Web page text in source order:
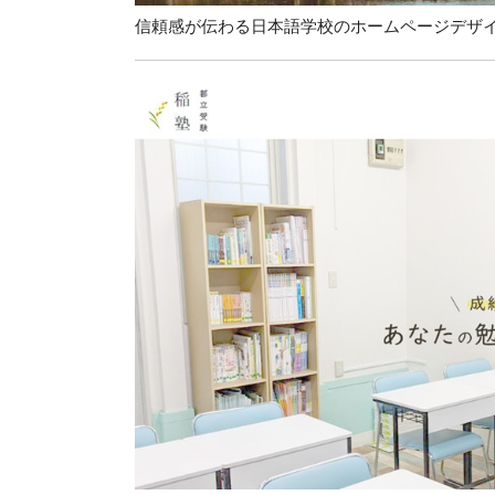
信頼感が伝わる日本語学校のホームページデザ